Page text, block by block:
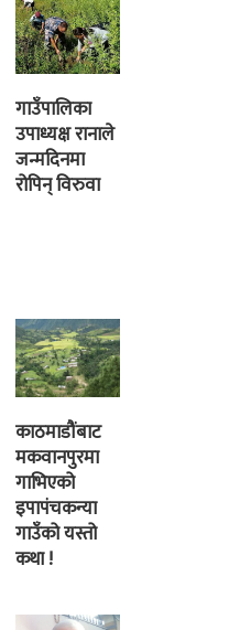
गाउँपालिका
उपाध्यक्ष रानाले
जन्मदिनमा
रोपिन् विरुवा
काठमाडौंबाट
मकवानपुरमा
गाभिएको
इपापंचकन्या
गाउँको यस्तो
कथा !